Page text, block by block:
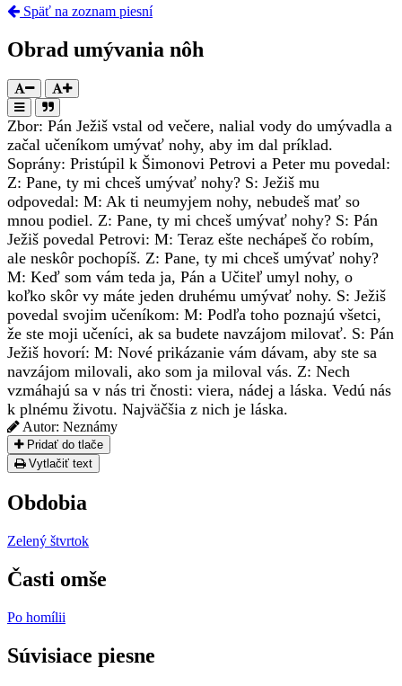
Späť na zoznam piesní
Obrad umývania nôh
Zbor: Pán Ježiš vstal od večere, nalial vody do umývadla a
začal učeníkom umývať nohy, aby im dal príklad.
Soprány: Pristúpil k Šimonovi Petrovi a Peter mu povedal:
Z: Pane, ty mi chceš umývať nohy? S: Ježiš mu
odpovedal: M: Ak ti neumyjem nohy, nebudeš mať so
mnou podiel. Z: Pane, ty mi chceš umývať nohy? S: Pán
Ježiš povedal Petrovi: M: Teraz ešte nechápeš čo robím,
ale neskôr pochopíš. Z: Pane, ty mi chceš umývať nohy?
M: Keď som vám teda ja, Pán a Učiteľ umyl nohy, o
koľko skôr vy máte jeden druhému umývať nohy. S: Ježiš
povedal svojim učeníkom: M: Podľa toho poznajú všetci,
že ste moji učeníci, ak sa budete navzájom milovať. S: Pán
Ježiš hovorí: M: Nové prikázanie vám dávam, aby ste sa
navzájom milovali, ako som ja miloval vás. Z: Nech
vzmáhajú sa v nás tri čnosti: viera, nádej a láska. Vedú nás
k plnému životu. Najväčšia z nich je láska.
Autor: Neznámy
Pridať do tlače
Vytlačiť text
Obdobia
Zelený štvrtok
Časti omše
Po homílii
Súvisiace piesne